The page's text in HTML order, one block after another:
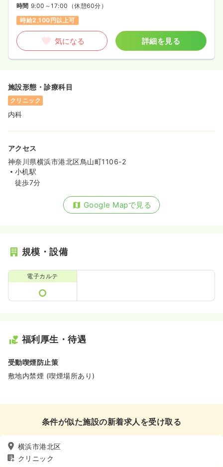
時間 9:00～17:00 （休憩60分）
時給2,100円以上可
気になる 詳細を見る
施設形態・診療科目
クリニック
内科
アクセス
神奈川県横浜市港北区鳥山町1106-2
小机駅
徒歩7分
Google Mapで見る
規模・設備
電子カルテ
福利厚生・待遇
受動喫煙防止策
敷地内禁煙 (喫煙場所あり)
条件が似た施設の新着求人を受け取る
横浜市港北区
クリニック